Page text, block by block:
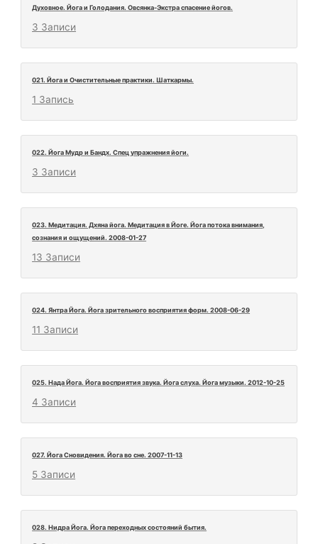
Духовное. Йога и Голодания. Овсянка-Экстра спасение йогов.
3 Записи
021. Йога и Очистительные практики. Шаткармы.
1 Запись
022. Йога Мудр и Бандх. Спец упражнения йоги.
3 Записи
023. Медитация. Дхяна йога. Медитация в Йоге. Йога потока внимания,
сознания и ощущений. 2008-01-27
13 Записи
024. Янтра Йога. Йога зрительного восприятия форм. 2008-06-29
11 Записи
025. Нада Йога. Йога восприятия звука. Йога слуха. Йога музыки. 2012-10-25
4 Записи
027. Йога Сновидения. Йога во сне. 2007-11-13
5 Записи
028. Нидра Йога. Йога переходных состояний бытия.